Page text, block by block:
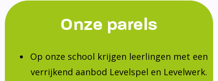
Onze parels
Op onze school krijgen leerlingen met een
verrijkend aanbod Levelspel en Levelwerk.